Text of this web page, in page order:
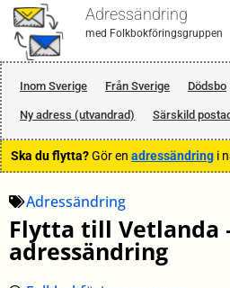
Adressändring
med Folkbokföringsgruppen
Inom Sverige Från Sverige Dödsbo
Ny adress (utvandrad) Särskild
Ska du flytta?Gör en adressändring i
Adressändring
Flytta till Vetlanda
adressändring